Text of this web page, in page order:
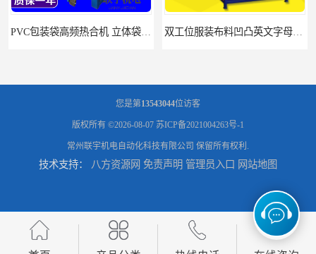
双工位服装布料凹凸英文字母压字机找联宇制造厂
浙江布料凹凸4d压纹机生产厂家 服装凹凸4d压纹植胶机 经济实惠 面料凹凸压纹机厂家 毛巾干发巾压标压logo设备 性能稳定
您是第13543044位访客
版权所有 ©2026-08-07 苏ICP备2021004263号-1
常州联宇机电自动化科技有限公司 保留所有权利.
技术支持： 八方资源网 免责声明 管理员入口 网站地图